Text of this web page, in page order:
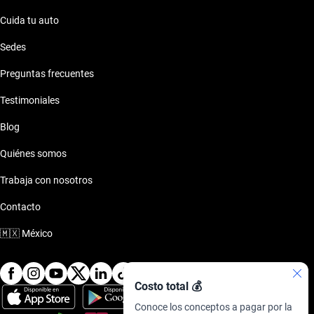
Costo total 💰
Conoce los conceptos a pagar por la
Cuida tu auto
Sedes
Preguntas frecuentes
Testimoniales
Blog
Quiénes somos
Trabaja con nosotros
Contacto
🇲🇽 México